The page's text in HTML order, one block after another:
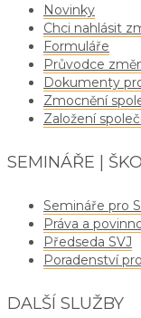
Novinky
Chci nahlásit
Formuláře
Průvodce
Dokumenty
Zmocnění
Založení
SEMINÁŘE |
Semináře pro
Práva a
Předseda SVJ
Poradenství
DALŠÍ SLUŽBY